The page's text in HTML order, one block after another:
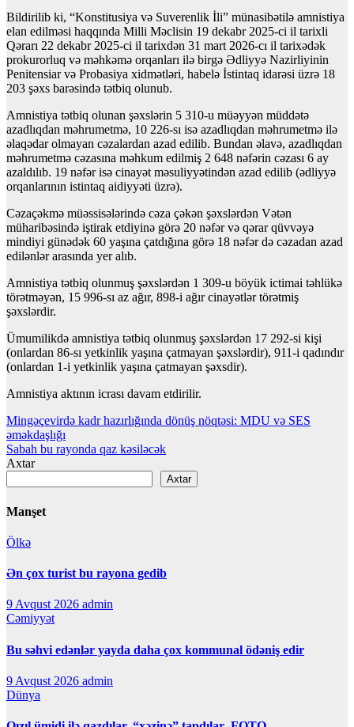
Bildirilib ki, “Konstitusiya və Suverenlik İli” münasibətilə amnistiya
elan edilməsi haqqında Milli Məclisin 19 dekabr 2025-ci il tarixli
Qərarı 22 dekabr 2025-ci il tarixdən 31 mart 2026-cı il tarixədək
prokurorluq və məhkəmə orqanları ilə birgə Ədliyyə Nazirliyinin
Penitensiar və Probasiya xidmətləri, habelə İstintaq idarəsi üzrə 18
203 şəxs barəsində tətbiq olunub.
Amnistiya tətbiq olunan şəxslərin 5 310-u müəyyən müddətə
azadlıqdan məhrumetmə, 10 226-sı isə azadlıqdan məhrumetmə ilə
əlaqədar olmayan cəzalardan azad edilib. Bundan əlavə, azadlıqdan
məhrumetmə cəzasına məhkum edilmiş 2 648 nəfərin cəzası 6 ay
azaldılıb. 19 nəfər isə cinayət məsuliyyətindən azad edilib (ədliyyə
orqanlarının istintaq aidiyyəti üzrə).
Cəzaçəkmə müəssisələrində cəza çəkən şəxslərdən Vətən
müharibəsində iştirak etdiyinə görə 20 nəfər və qərar qüvvəyə
mindiyi günədək 60 yaşına çatdığına görə 18 nəfər də cəzadan azad
edilənlər arasında yer alıb.
Amnistiya tətbiq olunmuş şəxslərdən 1 309-u böyük ictimai təhlükə
törətməyən, 15 996-sı az ağır, 898-i ağır cinayətlər törətmiş
şəxslərdir.
Ümumilikdə amnistiya tətbiq olunmuş şəxslərdən 17 292-si kişi
(onlardan 86-sı yetkinlik yaşına çatmayan şəxslərdir), 911-i qadındır
(onlardan 1-i yetkinlik yaşına çatmayan şəxsdir).
Amnistiya aktının icrası davam etdirilir.
Yazı
naviqasiyası
Mingəçevirdə kadr hazırlığında dönüş nöqtəsi: MDU və SES
əməkdaşlığı
Sabah bu rayonda qaz kəsiləcək
Axtar
Axtar
Manşet
Ölkə
Ən çox turist bu rayona gedib
9 Avqust 2026 admin
Cəmiyyət
Bu səhvi edənlər yayda daha çox kommunal ödəniş edir
9 Avqust 2026 admin
Dünya